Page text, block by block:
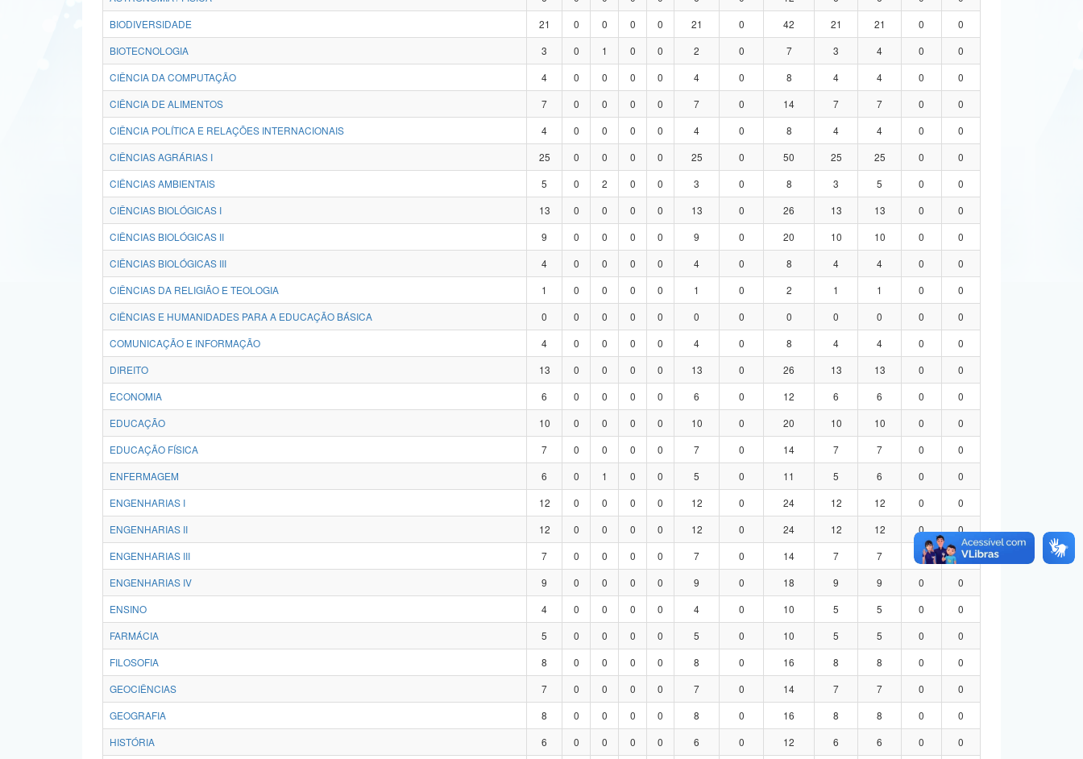
BIODIVERSIDADE
21 0 0 0 0 21 0 42 21 21 0
0
BIOTECNOLOGIA
3 0 1 0 0 2 0 7 3 4 0
0
CIÊNCIA DA COMPUTAÇÃO
4 0 0 0 0 4 0 8 4 4 0
0
CIÊNCIA DE ALIMENTOS
7 0 0 0 0 7 0 14 7 7 0
0
CIÊNCIA POLÍTICA E RELAÇÕES INTERNACIONAIS
4 0 0 0 0 4 0 8 4 4 0
0
CIÊNCIAS AGRÁRIAS I
25 0 0 0 0 25 0 50 25 25 0
0
CIÊNCIAS AMBIENTAIS
5 0 2 0 0 3 0 8 3 5 0
0
CIÊNCIAS BIOLÓGICAS I
13 0 0 0 0 13 0 26 13 13 0
0
CIÊNCIAS BIOLÓGICAS II
9 0 0 0 0 9 0 20 10 10 0
0
CIÊNCIAS BIOLÓGICAS III
4 0 0 0 0 4 0 8 4 4 0
0
CIÊNCIAS DA RELIGIÃO E TEOLOGIA
1 0 0 0 0 1 0 2 1 1 0
0
CIÊNCIAS E HUMANIDADES PARA A EDUCAÇÃO BÁSICA
0 0 0 0 0 0 0 0 0 0 0
0
COMUNICAÇÃO E INFORMAÇÃO
4 0 0 0 0 4 0 8 4 4 0
0
DIREITO
13 0 0 0 0 13 0 26 13 13 0
0
ECONOMIA
6 0 0 0 0 6 0 12 6 6 0
0
EDUCAÇÃO
10 0 0 0 0 10 0 20 10 10 0
0
EDUCAÇÃO FÍSICA
7 0 0 0 0 7 0 14 7 7 0
0
ENFERMAGEM
6 0 1 0 0 5 0 11 5 6 0
0
ENGENHARIAS I
12 0 0 0 0 12 0 24 12 12 0
0
ENGENHARIAS II
12 0 0 0 0 12 0 24 12 12 0
0
ENGENHARIAS III
7 0 0 0 0 7 0 14 7 7 0
0
ENGENHARIAS IV
9 0 0 0 0 9 0 18 9 9 0
0
ENSINO
4 0 0 0 0 4 0 10 5 5 0
0
FARMÁCIA
5 0 0 0 0 5 0 10 5 5 0
0
FILOSOFIA
8 0 0 0 0 8 0 16 8 8 0
0
GEOCIÊNCIAS
7 0 0 0 0 7 0 14 7 7 0
0
GEOGRAFIA
8 0 0 0 0 8 0 16 8 8 0
0
HISTÓRIA
6 0 0 0 0 6 0 12 6 6 0
0